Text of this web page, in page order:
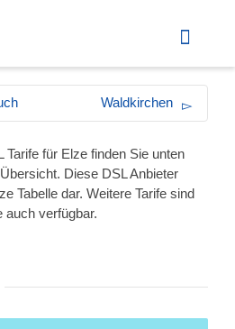
Waldkirchen
für Elze finden Sie unten
Diese DSL Anbieter
Tabelle dar. Weitere Tarife sind
auch verfügbar.